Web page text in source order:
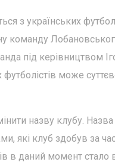
з українських
команду
під керівництвом
може
назву клубу. Назва
які клуб здобув за
в даний момент стало